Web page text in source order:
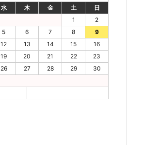
水 木 金 土
日
1
2
5 6 7 8
9
12 13 14 15
16
19 20 21 22
23
26 27 28 29
30